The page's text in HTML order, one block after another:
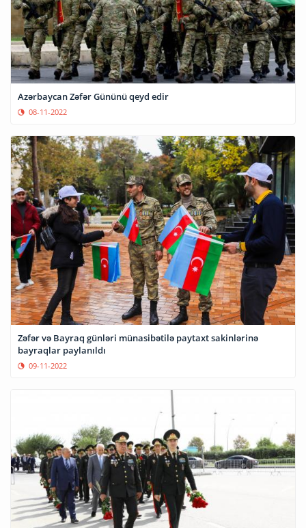
Azərbaycan Zəfər Gününü qeyd edir
08-11-2022
Zəfər və Bayraq günləri münasibətilə paytaxt sakinlərinə
bayraqlar paylanıldı
09-11-2022